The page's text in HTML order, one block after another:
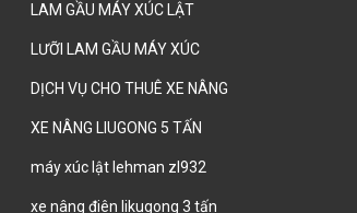
LAM GẦU MÁY XÚC LẬT
LƯỠI LAM GẦU MÁY XÚC
DỊCH VỤ CHO THUÊ XE NÂNG
XE NÂNG LIUGONG 5 TẤN
máy xúc lật lehman zl932
xe nâng điên likugong 3 tấn